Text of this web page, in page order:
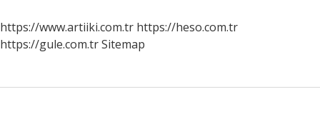
https://www.artiiki.com.tr https://heso.com.tr
https://gule.com.trSitemap